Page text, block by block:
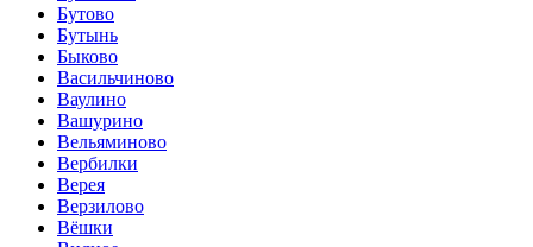
Бутово
Бутынь
Быково
Васильчиново
Ваулино
Вашурино
Вельяминово
Вербилки
Верея
Верзилово
Вёшки